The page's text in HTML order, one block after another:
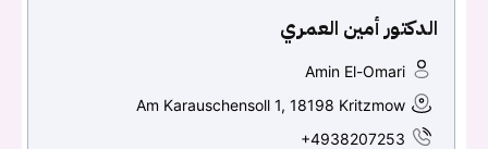
الدكتور أمين العمري
Amin El-Omari
Am Karauschensoll 1, 18198 Kritzmow
+4938207253